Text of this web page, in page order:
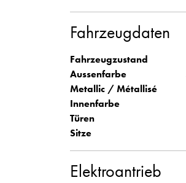
Fahrzeugdaten
Fahrzeugzustand
Aussenfarbe
Metallic / Métallisé
Innenfarbe
Türen
Sitze
Elektroantrieb